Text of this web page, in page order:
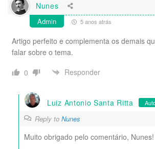
Nunes
Admin 5 anos atrás
Artigo perfeito e complementa os demais
falar sobre o tema.
0
Responder
Luiz Antonio Santa Ritta
Reply to Nunes
Muito obrigado pelo comentário, Nunes!